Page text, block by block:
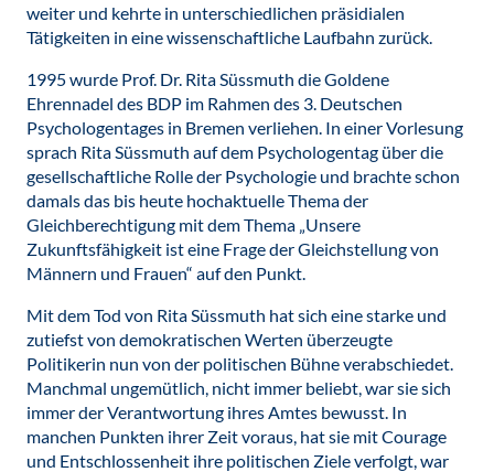
weiter und kehrte in unterschiedlichen präsidialen
Tätigkeiten in eine wissenschaftliche Laufbahn zurück.
1995 wurde Prof. Dr. Rita Süssmuth die Goldene
Ehrennadel des BDP im Rahmen des 3. Deutschen
Psychologentages in Bremen verliehen. In einer Vorlesung
sprach Rita Süssmuth auf dem Psychologentag über die
gesellschaftliche Rolle der Psychologie und brachte schon
damals das bis heute hochaktuelle Thema der
Gleichberechtigung mit dem Thema „Unsere
Zukunftsfähigkeit ist eine Frage der Gleichstellung von
Männern und Frauen“ auf den Punkt.
Mit dem Tod von Rita Süssmuth hat sich eine starke und
zutiefst von demokratischen Werten überzeugte
Politikerin nun von der politischen Bühne verabschiedet.
Manchmal ungemütlich, nicht immer beliebt, war sie sich
immer der Verantwortung ihres Amtes bewusst. In
manchen Punkten ihrer Zeit voraus, hat sie mit Courage
und Entschlossenheit ihre politischen Ziele verfolgt, war